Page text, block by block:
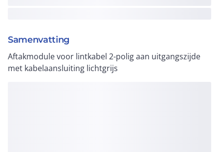
Samenvatting
Aftakmodule voor lintkabel 2-polig aan uitgangszijde
met kabelaansluiting lichtgrijs